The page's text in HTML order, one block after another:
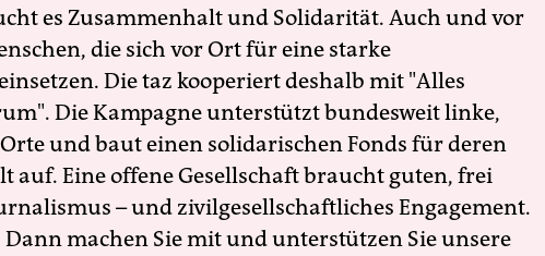
es Zusammenhalt und Solidarität. Auch und vor
die sich vor Ort für eine starke
Die taz kooperiert deshalb mit "Alles
Die Kampagne unterstützt bundesweit linke,
und baut einen solidarischen Fonds für deren
auf. Eine offene Gesellschaft braucht guten, frei
– und zivilgesellschaftliches Engagement.
Dann machen Sie mit und unterstützen Sie unsere